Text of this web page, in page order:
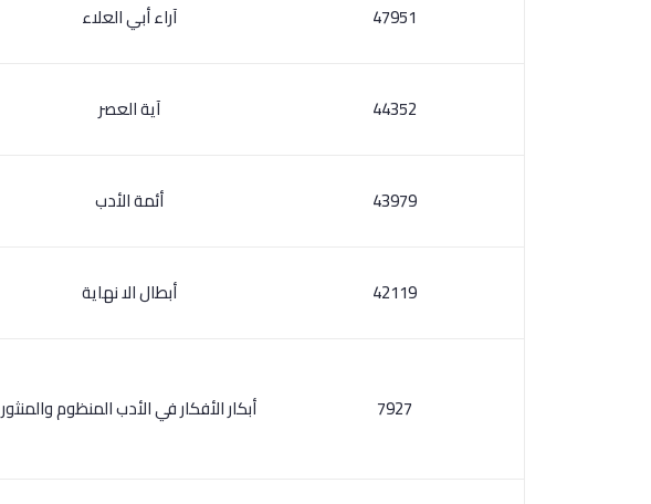
47951 آراء أبي العلاء
44352 آية العصر
43979 أئمة الأدب
42119 أبطال الا نهاية
7927 أبكار الأفكار في الأدب المنظوم والمنثور